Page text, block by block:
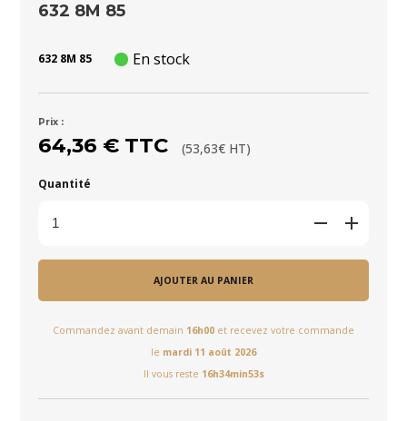
632 8M 85
632 8M 85 En stock
Prix :
64,36 € TTC (53,63€ HT)
Quantité
AJOUTER AU PANIER
Commandez avant demain 16h00 et recevez votre commande
le mardi 11 août 2026
Il vous reste 16h34min53s